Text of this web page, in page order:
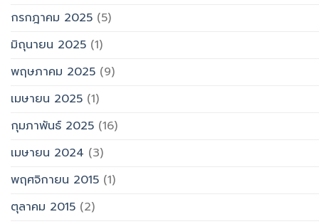
กรกฎาคม 2025 (5)
มิถุนายน 2025 (1)
พฤษภาคม 2025 (9)
เมษายน 2025 (1)
กุมภาพันธ์ 2025 (16)
เมษายน 2024 (3)
พฤศจิกายน 2015 (1)
ตุลาคม 2015 (2)